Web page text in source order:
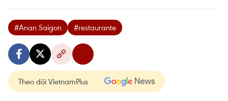
#Anan Saigon #restaurante
Theo dõi VietnamPlus